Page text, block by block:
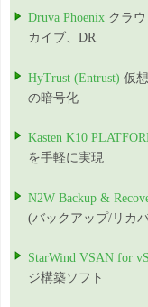
Druva Phoenix クラ
カイブ、DR
HyTrust (Entrust) 仮
の暗号化
Kasten K10
を手軽に実現
N2W Backup &
(バックアップ/リカ
StarWind VSAN for
ジ構築ソフト